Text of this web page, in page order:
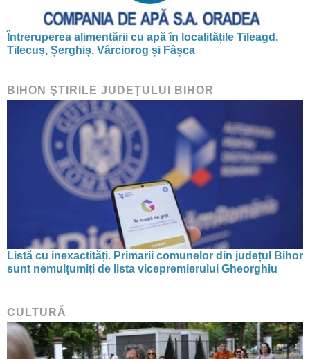
Întreruperea alimentării cu apă în localitățile Tileagd,
Tilecuș, Șerghiș, Vârciorog și Fâșca
BIHON ŞTIRILE JUDEŢULUI BIHOR
Listă cu inexactități. Primarii comunelor din județul Bihor
sunt nemulțumiți de lista vicepremierului Gheorghiu
CULTURĂ